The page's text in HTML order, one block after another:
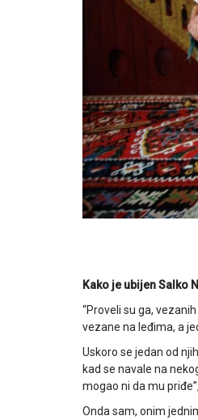
Kako je ubijen Salko
“Proveli su ga,
vezane na leđima, a
Uskoro se jedan od
kad se navale na
mogao ni da mu
Onda sam, onim